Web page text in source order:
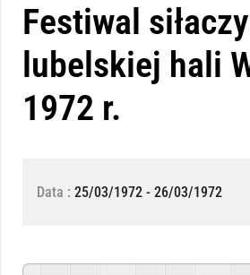
Festiwal
lubelskiej hali
1972 r.
Data : 25/03/1972 - 26/03/1972